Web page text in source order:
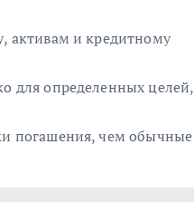
активам и кредитному
для определенных целей,
погашения, чем обычные